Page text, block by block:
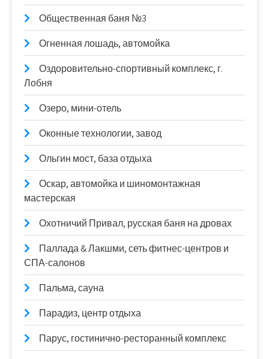
Общественная баня №3
Огненная лошадь, автомойка
Оздоровительно-спортивный комплекс, г.
Лобня
Озеро, мини-отель
Оконные технологии, завод
Ольгин мост, база отдыха
Оскар, автомойка и шиномонтажная
мастерская
Охотничий Привал, русская баня на дровах
Паллада & Лакшми, сеть фитнес-центров и
СПА-салонов
Пальма, сауна
Парадиз, центр отдыха
Парус, гостинично-ресторанный комплекс